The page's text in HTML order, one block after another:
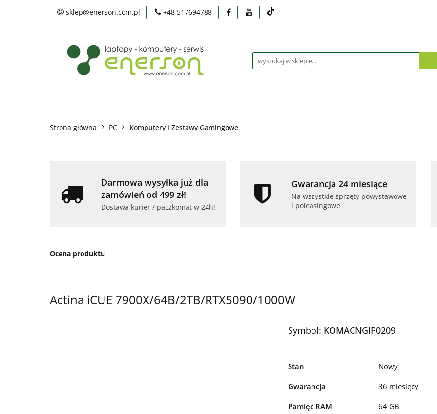
sklep@enerson.com.pl +48 517694788
Serwis
Praca Ochrona środowiska Dlaczego poleasingowy?
Laptopy PC Monitory
Karty graficzne Akcesoria Telefony i tablety Serwis Praca
Strona główna PC Komputery i Zestawy Gamingowe
Darmowa wysyłka już dla
zamówień od 499 zł!
Dostawa kurier / paczkomat w 24h!
Gwarancja 24 miesiące
Na wszystkie sprzęty powystawowe
i poleasingowe
Ocena produktu
Actina iCUE 7900X/64B/2TB/RTX5090/1000W
Symbol: KOMACNGIP0209
Stan Nowy
Gwarancja 36 miesięcy
Pamięć RAM 64 GB